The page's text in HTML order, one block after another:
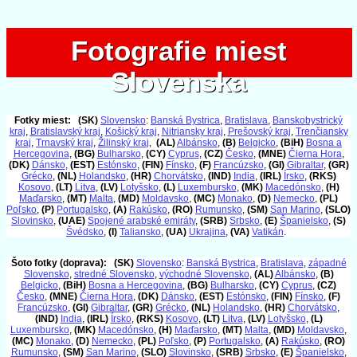
Fotografie miest
Slovenska
Fotografie miest
Slovenska
Fotky miest: (SK) Slovensko: Banská Bystrica, Bratislava, Banskobystrický
kraj, Bratislavský kraj, Košický kraj, Nitriansky kraj, Prešovský kraj, Trenčiansky
kraj, Trnavský kraj, Žilinský kraj, (AL)Albánsko, (B) Belgicko, (BiH) Bosna a
Hercegovina, (BG) Bulharsko, (CY) Cyprus, (CZ) Česko, (MNE) Čierna Hora,
(DK) Dánsko, (EST) Estónsko, (FIN) Fínsko, (F) Francúzsko, (GI) Gibraltar, (GR)
Grécko, (NL) Holandsko, (HR) Chorvátsko, (IND) India, (IRL) Írsko, (RKS)
Kosovo, (LT) Litva, (LV) Lotyšsko, (L) Luxembursko, (MK) Macedónsko, (H)
Maďarsko, (MT) Malta, (MD) Moldavsko, (MC) Monako, (D) Nemecko, (PL)
Poľsko, (P) Portugalsko, (A) Rakúsko, (RO) Rumunsko, (SM) San Marino, (SLO)
Slovinsko, (UAE) Spojené arabské emiráty, (SRB) Srbsko, (E) Španielsko, (S)
Švédsko, (I) Taliansko, (UA) Ukrajina, (VA) Vatikán.
Šoto fotky (doprava): (SK) Slovensko: Banská Bystrica, Bratislava, západné
Slovensko, stredné Slovensko, východné Slovensko, (AL)Albánsko, (B)
Belgicko, (BiH) Bosna a Hercegovina, (BG) Bulharsko, (CY) Cyprus, (CZ)
Česko, (MNE) Čierna Hora, (DK) Dánsko, (EST) Estónsko, (FIN) Fínsko, (F)
Francúzsko, (GI) Gibraltar, (GR) Grécko, (NL) Holandsko, (HR) Chorvátsko,
(IND) India, (IRL) Írsko, (RKS) Kosovo, (LT) Litva, (LV) Lotyšsko, (L)
Luxembursko, (MK) Macedónsko, (H) Maďarsko, (MT) Malta, (MD) Moldavsko,
(MC) Monako, (D) Nemecko, (PL) Poľsko, (P) Portugalsko, (A) Rakúsko, (RO)
Rumunsko, (SM) San Marino, (SLO) Slovinsko, (SRB) Srbsko, (E) Španielsko,